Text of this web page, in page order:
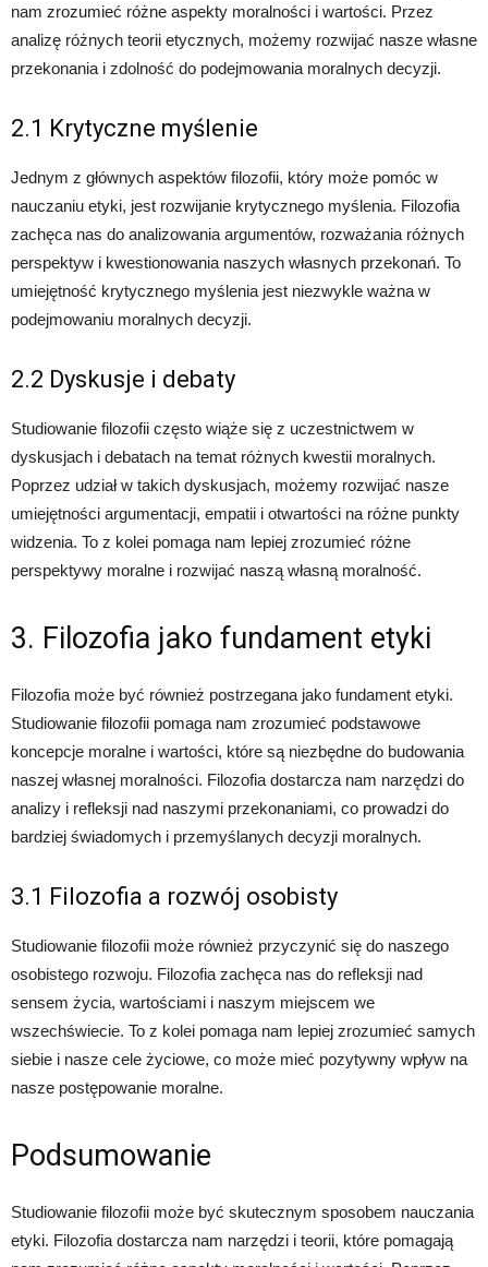
nam zrozumieć różne aspekty moralności i wartości. Przez
analizę różnych teorii etycznych, możemy rozwijać nasze własne
przekonania i zdolność do podejmowania moralnych decyzji.
2.1 Krytyczne myślenie
Jednym z głównych aspektów filozofii, który może pomóc w
nauczaniu etyki, jest rozwijanie krytycznego myślenia. Filozofia
zachęca nas do analizowania argumentów, rozważania różnych
perspektyw i kwestionowania naszych własnych przekonań. To
umiejętność krytycznego myślenia jest niezwykle ważna w
podejmowaniu moralnych decyzji.
2.2 Dyskusje i debaty
Studiowanie filozofii często wiąże się z uczestnictwem w
dyskusjach i debatach na temat różnych kwestii moralnych.
Poprzez udział w takich dyskusjach, możemy rozwijać nasze
umiejętności argumentacji, empatii i otwartości na różne punkty
widzenia. To z kolei pomaga nam lepiej zrozumieć różne
perspektywy moralne i rozwijać naszą własną moralność.
3. Filozofia jako fundament etyki
Filozofia może być również postrzegana jako fundament etyki.
Studiowanie filozofii pomaga nam zrozumieć podstawowe
koncepcje moralne i wartości, które są niezbędne do budowania
naszej własnej moralności. Filozofia dostarcza nam narzędzi do
analizy i refleksji nad naszymi przekonaniami, co prowadzi do
bardziej świadomych i przemyślanych decyzji moralnych.
3.1 Filozofia a rozwój osobisty
Studiowanie filozofii może również przyczynić się do naszego
osobistego rozwoju. Filozofia zachęca nas do refleksji nad
sensem życia, wartościami i naszym miejscem we
wszechświecie. To z kolei pomaga nam lepiej zrozumieć samych
siebie i nasze cele życiowe, co może mieć pozytywny wpływ na
nasze postępowanie moralne.
Podsumowanie
Studiowanie filozofii może być skutecznym sposobem nauczania
etyki. Filozofia dostarcza nam narzędzi i teorii, które pomagają